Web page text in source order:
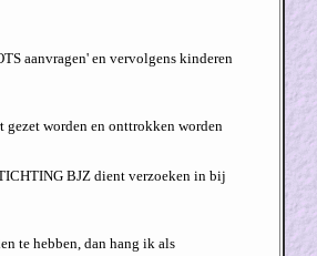
aanvragen' en vervolgens kinderen
worden en onttrokken worden
BJZ dient verzoeken in bij
te hebben, dan hang ik als